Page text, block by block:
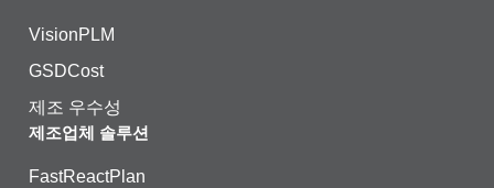
VisionPLM
GSDCost
제조 우수성
제조업체 솔루션
FastReactPlan